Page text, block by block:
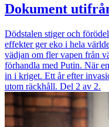
Dokument
Dödstalen stiger och
effekter ger eko i hela
vädjan om fler vapen från
förhandla med Putin. När
in i kriget. Ett år efter
utom räckhåll. Del 2 av 2.